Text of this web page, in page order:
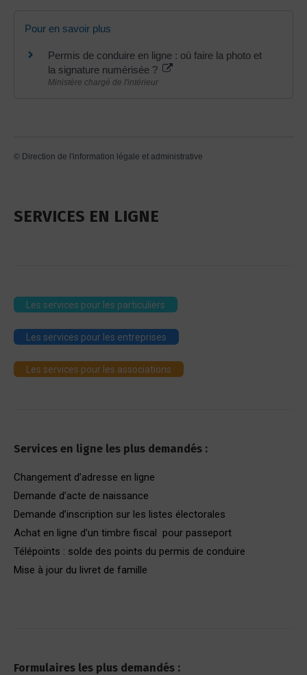
Pour en savoir plus
Permis de conduire en ligne : où faire la photo et
la signature numérisée ?
Ministère chargé de l'intérieur
© Direction de l'information légale et administrative
SERVICES EN LIGNE
Les services pour les particuliers
Les services pour les entreprises
Les services pour les associations
Services en ligne les plus demandés :
Changement d’adresse en ligne
Demande d’acte de naissance
Demande d’inscription sur les listes électorales
Achat en ligne d’un timbre fiscal pour passeport
Télépoints : solde des points du permis de conduire
Mise à jour du livret de famille
Formulaires les plus demandés :